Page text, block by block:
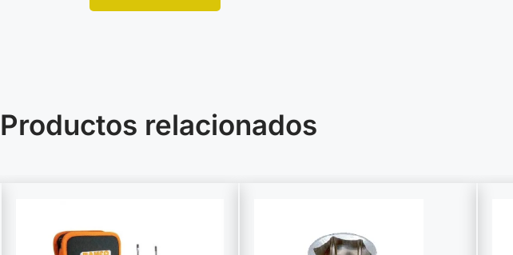
Productos relacionados